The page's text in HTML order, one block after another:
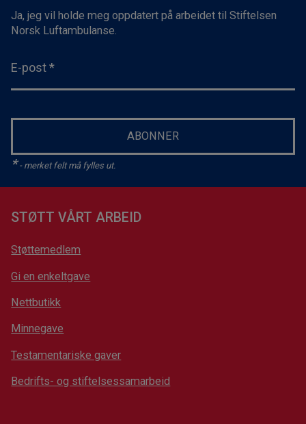
Ja, jeg vil holde meg oppdatert på arbeidet til Stiftelsen
Norsk Luftambulanse.
E-post *
ABONNER
*- merket felt må fylles ut.
STØTT VÅRT ARBEID
Støttemedlem
Gi en enkeltgave
Nettbutikk
Minnegave
Testamentariske gaver
Bedrifts- og stiftelsessamarbeid